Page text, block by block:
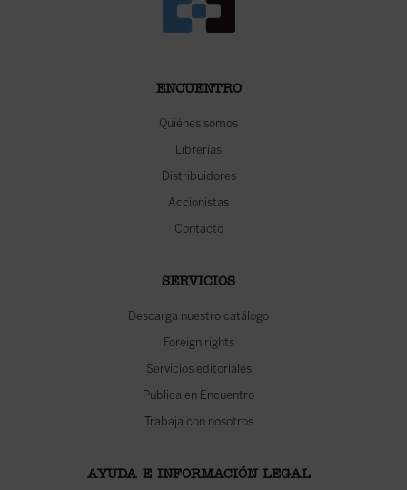
ENCUENTRO
Quiénes somos
Librerías
Distribuidores
Accionistas
Contacto
SERVICIOS
Descarga nuestro catálogo
Foreign rights
Servicios editoriales
Publica en Encuentro
Trabaja con nosotros
AYUDA E INFORMACIÓN LEGAL